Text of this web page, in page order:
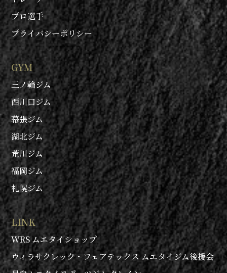
プロ選手
プライバシーポリシー
GYM
三ノ輪ジム
西川口ジム
幕張ジム
湖北ジム
荒川ジム
福岡ジム
札幌ジム
LINK
WRS ムエタイショップ
ウィラサクレック・フェアテックス ムエタイジム後援会